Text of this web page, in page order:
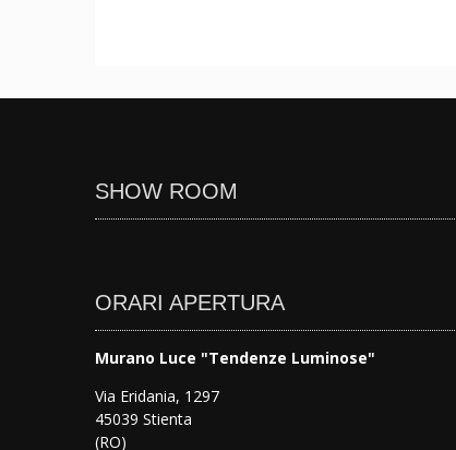
SHOW ROOM
ORARI APERTURA
Murano Luce "Tendenze Luminose"
Via Eridania, 1297
45039 Stienta
(RO)